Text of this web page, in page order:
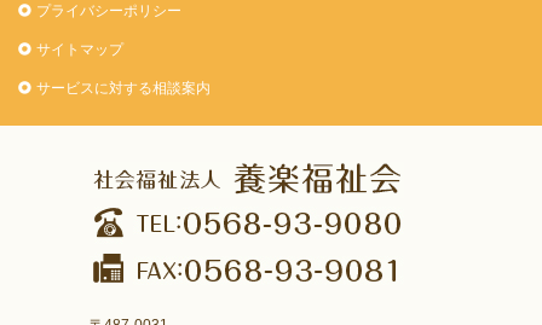
プライバシーポリシー
サイトマップ
サービスに対する相談案内